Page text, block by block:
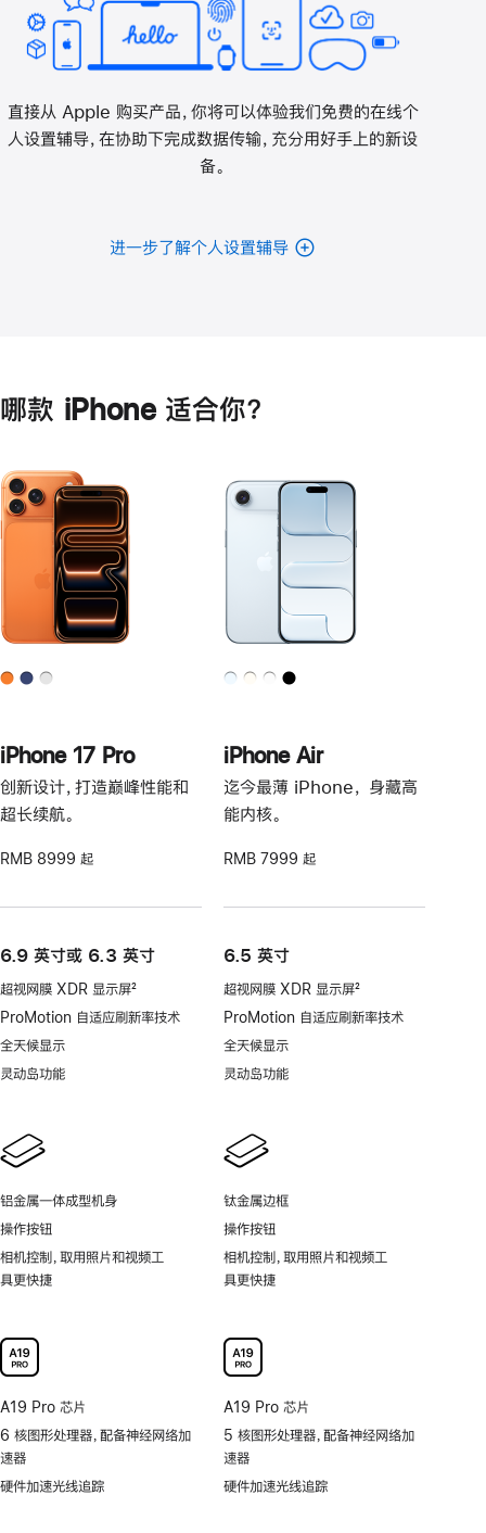
直接从 Apple 购买产品，你将可以体验我们免费的在线个
人设置辅导，在协助下完成数据传输，充分用好手上的新设
备。
进一步了解个人设置辅导
哪款 iPhone 适合你？
iPhone 17 Pro
创新设计，打造巅峰性能和
超长续航。
RMB 8999 起
6.9 英寸或 6.3 英寸
超视网膜 XDR 显示屏
脚
2
ProMotion 自适应刷新率技术
全天候显示
灵动岛功能
铝金属一体成型机身
操作按钮
相机控制，取用照片和视频工
具更快捷
A19 Pro 芯片
6 核图形处理器，配备神经网络加
速器
硬件加速光线追踪
iPhone Air
迄今最薄 iPhone， 身藏高
能内核。
RMB 7999 起
6.5 英寸
超视网膜 XDR 显示屏
脚
2
ProMotion 自适应刷新率技术
全天候显示
灵动岛功能
钛金属边框
操作按钮
相机控制，取用照片和视频工
具更快捷
A19 Pro 芯片
5 核图形处理器，配备神经网络加
速器
硬件加速光线追踪